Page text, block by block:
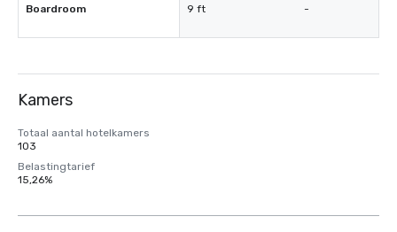
Boardroom 9 ft -
Kamers
Totaal aantal hotelkamers
103
Belastingtarief
15,26%